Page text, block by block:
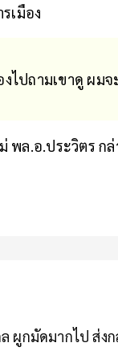
เมือง
ไปถามเขาดู ผมจ
พล.อ.ประวิตร ก
ล ผูกมัดมากไป ส่ง